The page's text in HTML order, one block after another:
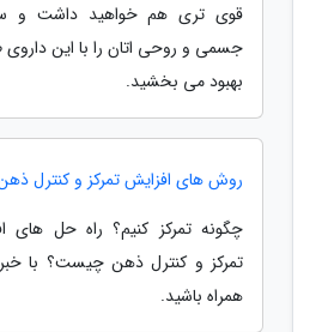
قوی تری هم خواهید داشت و
جسمی و روحی اتان را با این داروی
بهبود می بخشید.
روش های افزایش تمرکز و کنترل
چگونه تمرکز کنیم؟ راه حل های
تمرکز و کنترل ذهن چیست؟ با
همراه باشید.